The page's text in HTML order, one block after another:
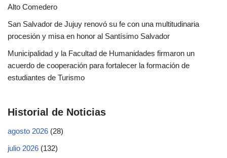
Alto Comedero
San Salvador de Jujuy renovó su fe con una multitudinaria
procesión y misa en honor al Santísimo Salvador
Municipalidad y la Facultad de Humanidades firmaron un
acuerdo de cooperación para fortalecer la formación de
estudiantes de Turismo
Historial de Noticias
agosto 2026 (28)
julio 2026 (132)